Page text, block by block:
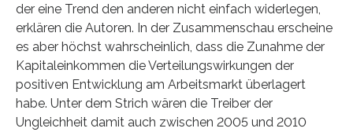
der eine Trend den anderen nicht einfach widerlegen,
erklären die Autoren. In der Zusammenschau erscheine
es aber höchst wahrscheinlich, dass die Zunahme der
Kapitaleinkommen die Verteilungswirkungen der
positiven Entwicklung am Arbeitsmarkt überlagert
habe. Unter dem Strich wären die Treiber der
Ungleichheit damit auch zwischen 2005 und 2010